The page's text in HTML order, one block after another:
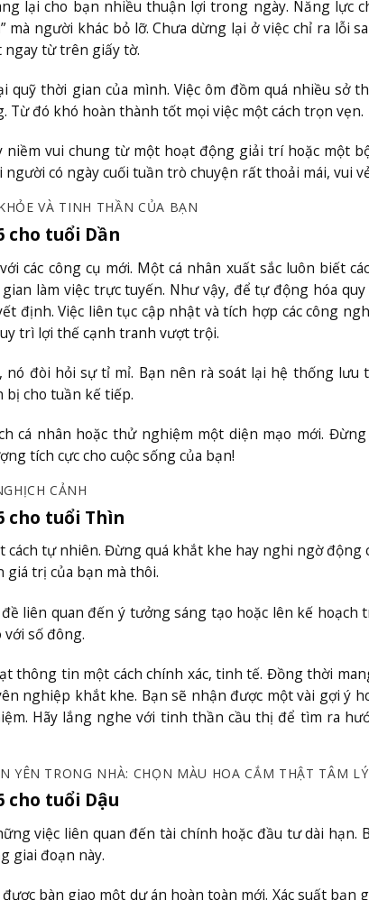
lại cho bạn nhiều thuận lợi trong ngày. Năng lực
người khác bỏ lỡ. Chưa dừng lại ở việc chỉ ra lỗi
ngay từ trên giấy tờ.
thời gian của mình. Việc ôm đồm quá nhiều sở
đó khó hoàn thành tốt mọi việc một cách trọn vẹn.
vui chung từ một hoạt động giải trí hoặc một
có ngày cuối tuần trò chuyện rất thoải mái, vui
VÀ TINH THẦN CỦA BẠN
cho tuổi Dần
các công cụ mới. Một cá nhân xuất sắc luôn biết
làm việc trực tuyến. Như vậy, để tự động hóa
định. Việc liên tục cập nhật và tích hợp các công
trì lợi thế cạnh tranh vượt trội.
nó đòi hỏi sự tỉ mỉ. Bạn nên rà soát lại hệ thống lưu
bị cho tuần kế tiếp.
cá nhân hoặc thử nghiệm một diện mạo mới.
tích cực cho cuộc sống của bạn!
CẢNH
cho tuổi Thìn
tự nhiên. Đừng quá khắt khe hay nghi ngờ động
trị của bạn mà thôi.
liên quan đến ý tưởng sáng tạo hoặc lên kế hoạch
số đông.
thông tin một cách chính xác, tinh tế. Đồng thời
nghiệp khắt khe. Bạn sẽ nhận được một vài gợi ý
Hãy lắng nghe với tinh thần cầu thị để tìm ra
YÊN TRONG NHÀ: CHỌN MÀU HOA CẮM THẬT TÂM LÝ
cho tuổi Dậu
việc liên quan đến tài chính hoặc đầu tư dài hạn.
giai đoạn này.
bàn giao một dự án hoàn toàn mới. Xác suất bạn